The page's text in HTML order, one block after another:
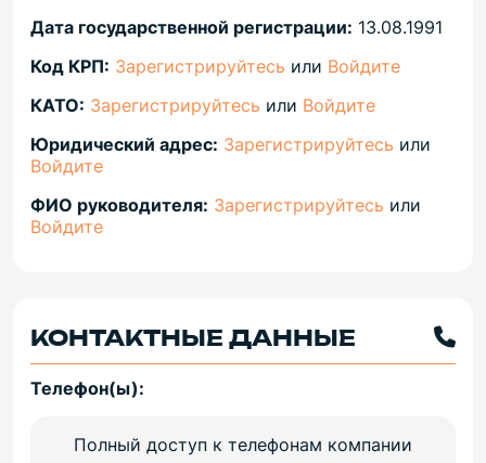
Дата государственной регистрации: 13.08.1991
Код КРП: Зарегистрируйтесь или Войдите
КАТО: Зарегистрируйтесь или Войдите
Юридический адрес: Зарегистрируйтесь или
Войдите
ФИО руководителя: Зарегистрируйтесь или
Войдите
КОНТАКТНЫЕ ДАННЫЕ
Телефон(ы):
Полный доступ к телефонам компании